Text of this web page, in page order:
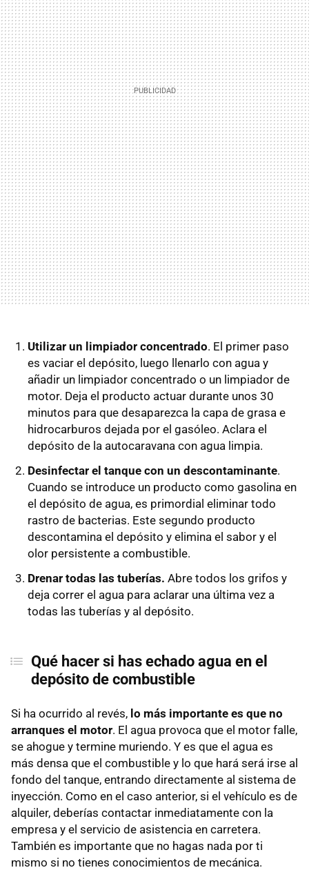
Utilizar un limpiador concentrado. El primer paso
es vaciar el depósito, luego llenarlo con agua y
añadir un limpiador concentrado o un limpiador de
motor. Deja el producto actuar durante unos 30
minutos para que desaparezca la capa de grasa e
hidrocarburos dejada por el gasóleo. Aclara el
depósito de la autocaravana con agua limpia.
Desinfectar el tanque con un descontaminante.
Cuando se introduce un producto como gasolina en
el depósito de agua, es primordial eliminar todo
rastro de bacterias. Este segundo producto
descontamina el depósito y elimina el sabor y el
olor persistente a combustible.
Drenar todas las tuberías. Abre todos los grifos y
deja correr el agua para aclarar una última vez a
todas las tuberías y al depósito.
Qué hacer si has echado agua en el
depósito de combustible
Si ha ocurrido al revés, lo más importante es que no
arranques el motor. El agua provoca que el motor falle,
se ahogue y termine muriendo. Y es que el agua es
más densa que el combustible y lo que hará será irse al
fondo del tanque, entrando directamente al sistema de
inyección. Como en el caso anterior, si el vehículo es de
alquiler, deberías contactar inmediatamente con la
empresa y el servicio de asistencia en carretera.
También es importante que no hagas nada por ti
mismo si no tienes conocimientos de mecánica.